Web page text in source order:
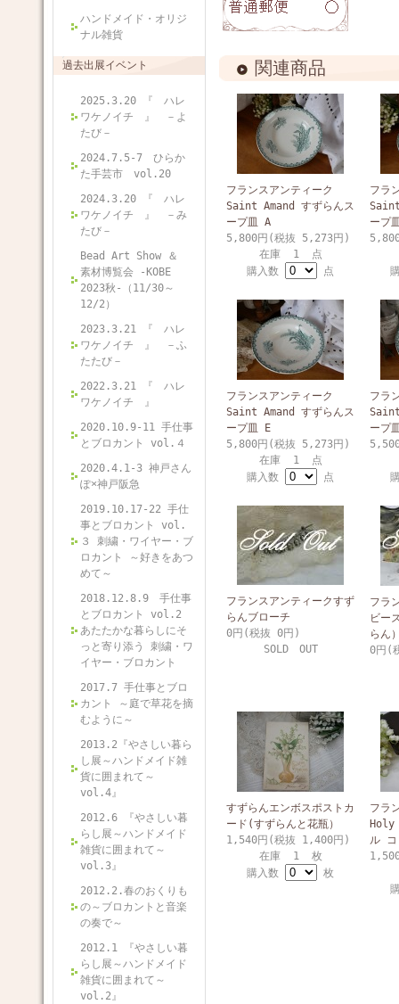
ハンドメイド・オリジ
ナル雑貨
過去出展イベント
2025.3.20 『 ハレ
ワケノイチ 』 －よ
たび－
2024.7.5-7 ひらか
た手芸市 vol.20
2024.3.20 『 ハレ
ワケノイチ 』 －み
たび－
Bead Art Show ＆
素材博覧会 -KOBE
2023秋-（11/30～
12/2）
2023.3.21 『 ハレ
ワケノイチ 』 －ふ
たたび－
2022.3.21 『 ハレ
ワケノイチ 』
2020.10.9-11 手仕事
とブロカント vol.４
2020.4.1-3 神戸さん
ぽ×神戸阪急
2019.10.17-22 手仕
事とブロカント vol.
３ 刺繍・ワイヤー・ブ
ロカント ～好きをあつ
めて～
2018.12.8.9 手仕事
とブロカント vol.2
あたたかな暮らしにそ
っと寄り添う 刺繍・ワ
イヤー・ブロカント
2017.7 手仕事とブロ
カント ～庭で草花を摘
むように～
2013.2『やさしい暮ら
し展～ハンドメイド雑
貨に囲まれて～
vol.4』
2012.6 『やさしい暮
らし展～ハンドメイド
雑貨に囲まれて～
vol.3』
2012.2.春のおくりも
の～ブロカントと音楽
の奏で～
2012.1 『やさしい暮
らし展～ハンドメイド
雑貨に囲まれて～
vol.2』
関連商品
フランスアンティーク
Saint Amand すずらんス
ープ皿 A
5,800円(税抜 5,273円)
在庫 1 点
購入数
点
フラ
Saint
ープ
フランスアンティーク
Saint Amand すずらんス
ープ皿 E
5,800円(税抜 5,273円)
在庫 1 点
購入数
点
フラ
Saint
ープ
フランスアンティークすず
らんブローチ
0円(税抜 0円)
SOLD OUT
フラ
ビー
らん
0円(
すずらんエンボスポストカ
ード(すずらんと花瓶）
1,540円(税抜 1,400円)
在庫 1 枚
購入数
枚
フラ
Holy
ル コ